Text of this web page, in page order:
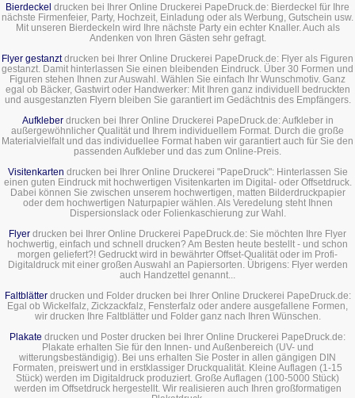
Bierdeckel drucken bei Ihrer Online Druckerei PapeDruck.de: Bierdeckel für Ihre
nächste Firmenfeier, Party, Hochzeit, Einladung oder als Werbung, Gutschein usw.
Mit unseren Bierdeckeln wird Ihre nächste Party ein echter Knaller. Auch als
Andenken von Ihren Gästen sehr gefragt.
Flyer gestanztdrucken bei Ihrer Online Druckerei PapeDruck.de: Flyer als Figuren
gestanzt. Damit hinterlassen Sie einen bleibenden Eindruck. Über 30 Formen und
Figuren stehen Ihnen zur Auswahl. Wählen Sie einfach Ihr Wunschmotiv. Ganz
egal ob Bäcker, Gastwirt oder Handwerker: Mit Ihren ganz individuell bedruckten
und ausgestanzten Flyern bleiben Sie garantiert im Gedächtnis des Empfängers.
Aufkleberdrucken bei Ihrer Online Druckerei PapeDruck.de: Aufkleber in
außergewöhnlicher Qualität und Ihrem individuellem Format. Durch die große
Materialvielfalt und das individuellee Format haben wir garantiert auch für Sie den
passenden Aufkleber und das zum Online-Preis.
Visitenkarten drucken bei Ihrer Online Druckerei "PapeDruck": Hinterlassen Sie
einen guten Eindruck mit hochwertigen Visitenkarten im Digital- oder Offsetdruck.
Dabei können Sie zwischen unserem hochwertigen, matten Bilderdruckpapier
oder dem hochwertigen Naturpapier wählen. Als Veredelung steht Ihnen
Dispersionslack oder Folienkaschierung zur Wahl.
Flyer drucken bei Ihrer Online Druckerei PapeDruck.de: Sie möchten Ihre Flyer
hochwertig, einfach und schnell drucken? Am Besten heute bestellt - und schon
morgen geliefert?! Gedruckt wird in bewährter Offset-Qualität oder im Profi-
Digitaldruck mit einer großen Auswahl an Papiersorten. Übrigens: Flyer werden
auch Handzettel genannt...
Faltblätterdrucken und Folder drucken bei Ihrer Online Druckerei PapeDruck.de:
Egal ob Wickelfalz, Zickzackfalz, Fensterfalz oder andere ausgefallene Formen,
wir drucken Ihre Faltblätter und Folder ganz nach Ihren Wünschen.
Plakate drucken und Poster drucken bei Ihrer Online Druckerei PapeDruck.de:
Plakate erhalten Sie für den Innen- und Außenbereich (UV- und
witterungsbeständigig). Bei uns erhalten Sie Poster in allen gängigen DIN
Formaten, preiswert und in erstklassiger Druckqualität. Kleine Auflagen (1-15
Stück) werden im Digitaldruck produziert. Große Auflagen (100-5000 Stück)
werden im Offsetdruck hergestellt. Wir realisieren auch Ihren großformatigen